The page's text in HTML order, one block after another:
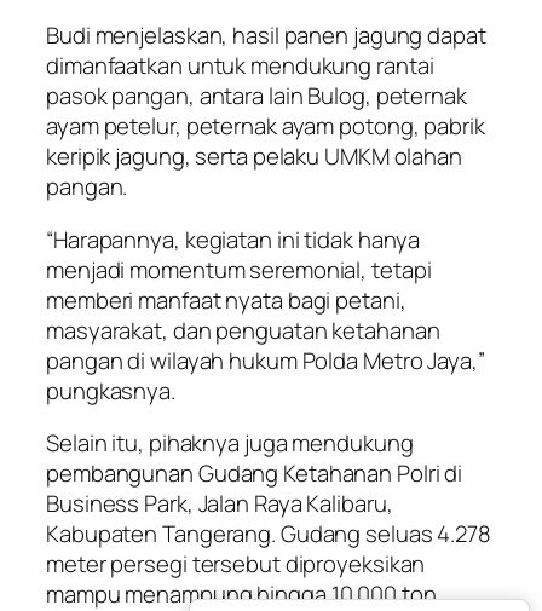
Budi menjelaskan, hasil panen jagung dapat
dimanfaatkan untuk mendukung rantai
pasok pangan, antara lain Bulog, peternak
ayam petelur, peternak ayam potong, pabrik
keripik jagung, serta pelaku UMKM olahan
pangan.
“Harapannya, kegiatan ini tidak hanya
menjadi momentum seremonial, tetapi
memberi manfaat nyata bagi petani,
masyarakat, dan penguatan ketahanan
pangan di wilayah hukum Polda Metro Jaya,”
pungkasnya.
Selain itu, pihaknya juga mendukung
pembangunan Gudang Ketahanan Polri di
Business Park, Jalan Raya Kalibaru,
Kabupaten Tangerang. Gudang seluas 4.278
meter persegi tersebut diproyeksikan
mampu menampung hingga 10.000 ton